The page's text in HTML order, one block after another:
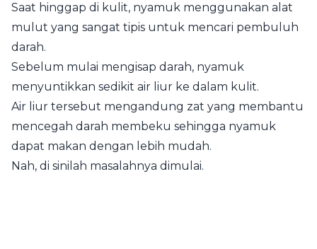
Saat hinggap di kulit, nyamuk menggunakan alat
mulut yang sangat tipis untuk mencari pembuluh
darah.
Sebelum mulai mengisap darah, nyamuk
menyuntikkan sedikit air liur ke dalam kulit.
Air liur tersebut mengandung zat yang membantu
mencegah darah membeku sehingga nyamuk
dapat makan dengan lebih mudah.
Nah, di sinilah masalahnya dimulai.